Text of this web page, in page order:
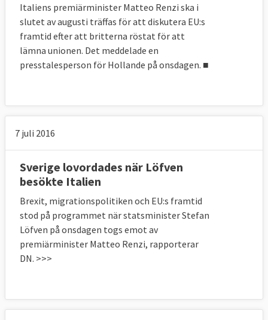
Italiens premiärminister Matteo Renzi ska i
slutet av augusti träffas för att diskutera EU:s
framtid efter att britterna röstat för att
lämna unionen. Det meddelade en
presstalesperson för Hollande på onsdagen. ■
7 juli 2016
Sverige lovordades när Löfven
besökte Italien
Brexit, migrationspolitiken och EU:s framtid
stod på programmet när statsminister Stefan
Löfven på onsdagen togs emot av
premiärminister Matteo Renzi, rapporterar
DN. >>>